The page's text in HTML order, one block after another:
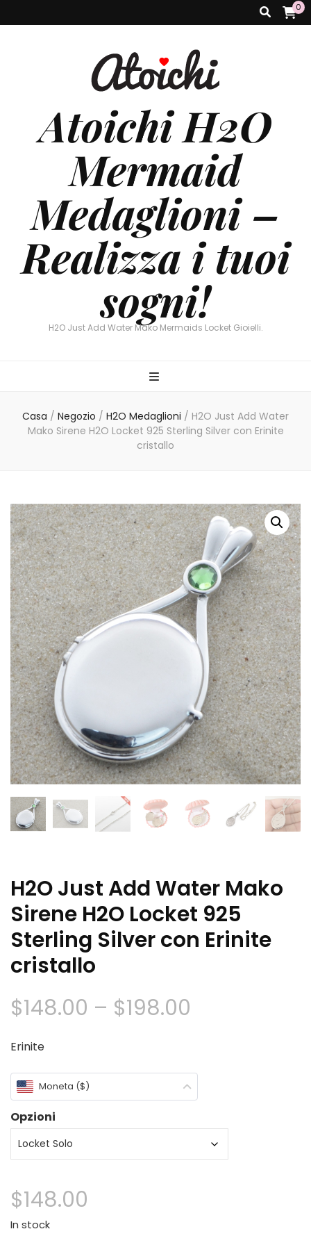
0
Atoichi H2O
Mermaid
Medaglioni –
Realizza i tuoi
sogni!
H2O Just Add Water Mako Mermaids Locket Gioielli.
Casa / Negozio / H2O Medaglioni / H2O Just Add Water
Mako Sirene H2O Locket 925 Sterling Silver con Erinite
cristallo
H2O Just Add Water Mako
Sirene H2O Locket 925
Sterling Silver con Erinite
cristallo
$148.00 – $198.00
prezzo:
$148.00
Attraverso
$198.00
Erinite
Moneta ($)
Opzioni
$148.00
In stock